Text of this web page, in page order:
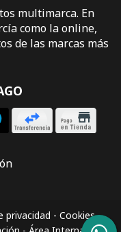
multimarca. En
como la online,
de las marcas más
privacidad - Cookies-